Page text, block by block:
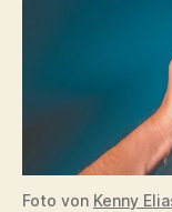
Foto von Kenny